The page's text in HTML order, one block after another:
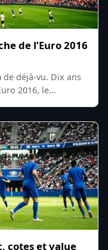
de l’Euro 2016
de déjà-vu. Dix ans
2016, le…
cotes et value